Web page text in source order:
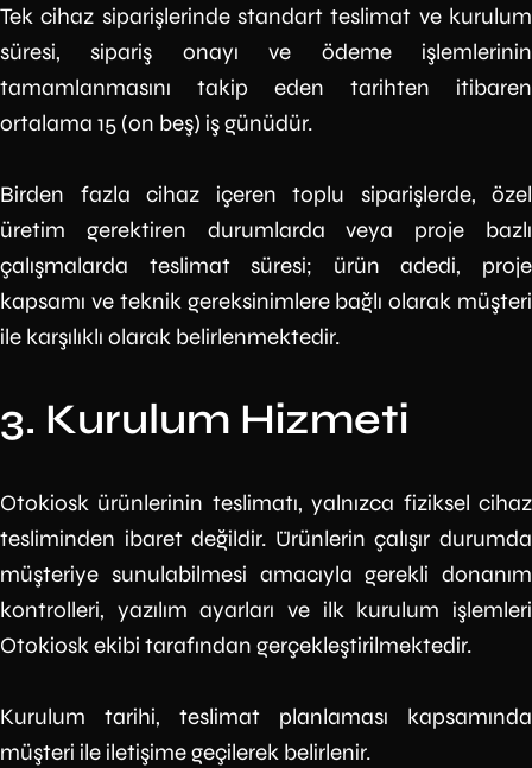
Tek cihaz siparişlerinde standart teslimat ve kurulum
süresi, sipariş onayı ve ödeme işlemlerinin
tamamlanmasını takip eden tarihten itibaren
ortalama 15 (on beş) iş günüdür.
Birden fazla cihaz içeren toplu siparişlerde, özel
üretim gerektiren durumlarda veya proje bazlı
çalışmalarda teslimat süresi; ürün adedi, proje
kapsamı ve teknik gereksinimlere bağlı olarak müşteri
ile karşılıklı olarak belirlenmektedir.
3. Kurulum Hizmeti
Otokiosk ürünlerinin teslimatı, yalnızca fiziksel cihaz
tesliminden ibaret değildir. Ürünlerin çalışır durumda
müşteriye sunulabilmesi amacıyla gerekli donanım
kontrolleri, yazılım ayarları ve ilk kurulum işlemleri
Otokiosk ekibi tarafından gerçekleştirilmektedir.
Kurulum tarihi, teslimat planlaması kapsamında
müşteri ile iletişime geçilerek belirlenir.